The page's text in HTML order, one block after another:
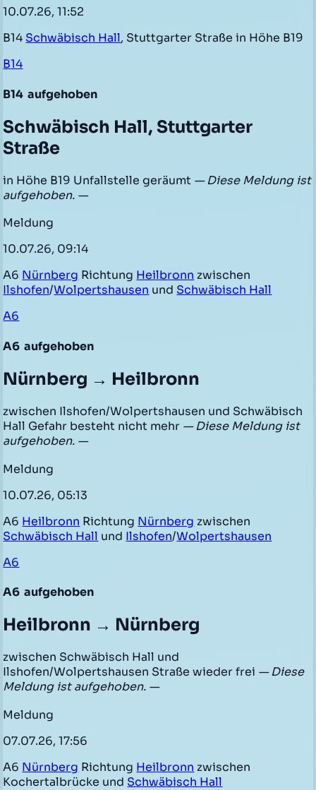
10.07.26, 11:52
B14 Schwäbisch Hall, Stuttgarter Straße in Höhe B19
B14
B14 aufgehoben
Schwäbisch Hall, Stuttgarter
Straße
in Höhe B19 Unfallstelle geräumt — Diese Meldung ist
aufgehoben. —
Meldung
10.07.26, 09:14
A6 Nürnberg Richtung Heilbronn zwischen
Ilshofen/Wolpertshausen und Schwäbisch Hall
A6
A6 aufgehoben
Nürnberg → Heilbronn
zwischen Ilshofen/Wolpertshausen und Schwäbisch
Hall Gefahr besteht nicht mehr — Diese Meldung ist
aufgehoben. —
Meldung
10.07.26, 05:13
A6 Heilbronn Richtung Nürnberg zwischen
Schwäbisch Hall und Ilshofen/Wolpertshausen
A6
A6 aufgehoben
Heilbronn → Nürnberg
zwischen Schwäbisch Hall und
Ilshofen/Wolpertshausen Straße wieder frei — Diese
Meldung ist aufgehoben. —
Meldung
07.07.26, 17:56
A6 Nürnberg Richtung Heilbronn zwischen
Kochertalbrücke und Schwäbisch Hall